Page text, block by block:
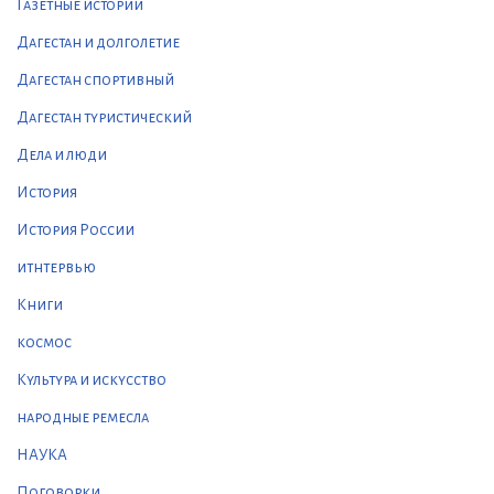
Газетные истории
Дагестан и долголетие
Дагестан спортивный
Дагестан туристический
Дела и люди
История
История России
итнтервью
Книги
космос
Культура и искусство
народные ремесла
НАУКА